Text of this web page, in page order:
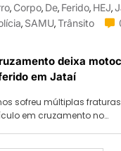
, Corpo, De, Ferido, HEJ,
, SAMU,Trânsito
deixa
em Jataí
sofreu múltiplas
em cruzamento no…